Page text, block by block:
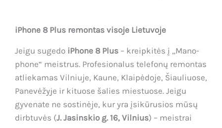
iPhone 8 Plus remontas visoje Lietuvoje
Jeigu sugedo iPhone 8 Plus – kreipkitės į „Mano-
phone“ meistrus. Profesionalus telefonų remontas
atliekamas Vilniuje, Kaune, Klaipėdoje, Šiauliuose,
Panevėžyje ir kituose šalies miestuose. Jeigu
gyvenate ne sostinėje, kur yra įsikūrusios mūsų
dirbtuvės (J. Jasinskio g. 16, Vilnius) – meistrai